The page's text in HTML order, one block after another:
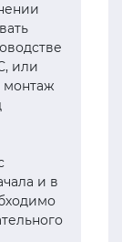
или
монтаж
и в